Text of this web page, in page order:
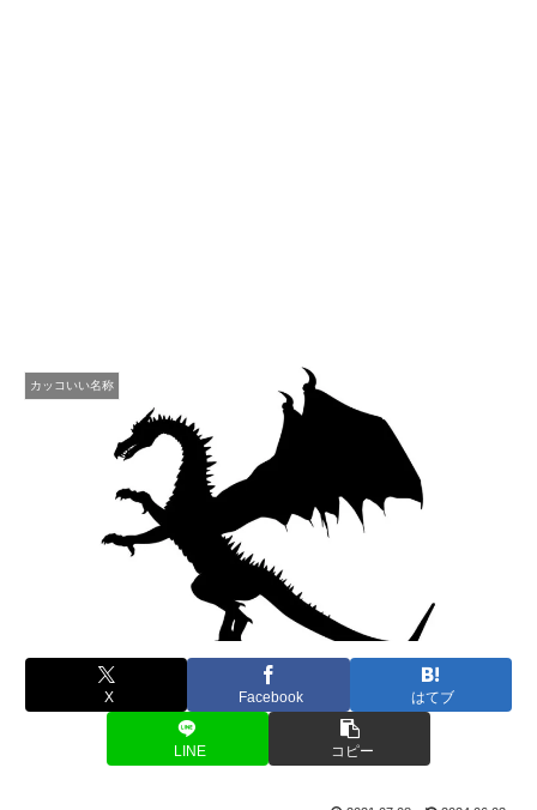
カッコいい名称
X Facebook はてブ
LINE コピー